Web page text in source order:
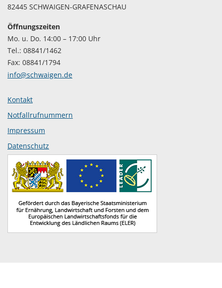
82445 SCHWAIGEN-GRAFENASCHAU
Öffnungszeiten
Mo. u. Do. 14:00 – 17:00 Uhr
Tel.: 08841/1462
Fax: 08841/1794
info@schwaigen.de
Kontakt
Notfallrufnummern
Impressum
Datenschutz